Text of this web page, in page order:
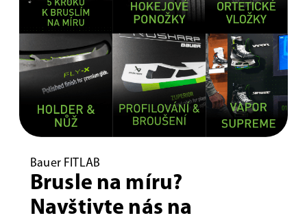
Bauer FITLAB
Brusle na míru?
Navštivte nás na